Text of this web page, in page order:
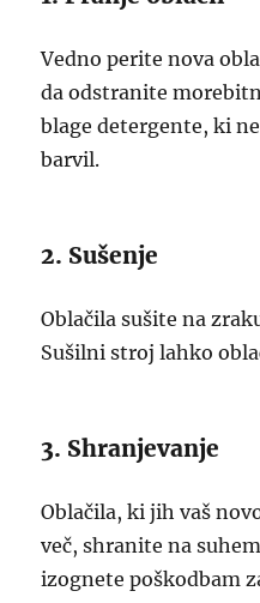
Vedno perite nova
da odstranite
blage detergente, ki
barvil.
2. Sušenje
Oblačila sušite na
Sušilni stroj lahko
3. Shranjevanje
Oblačila, ki jih vaš
več, shranite na
izognete poškodbam